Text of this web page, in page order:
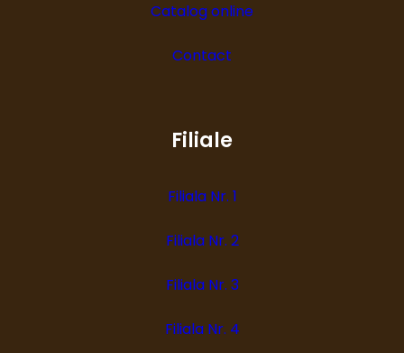
Catalog online
Contact
Filiale
Filiala Nr. 1
Filiala Nr. 2
Filiala Nr. 3
Filiala Nr. 4